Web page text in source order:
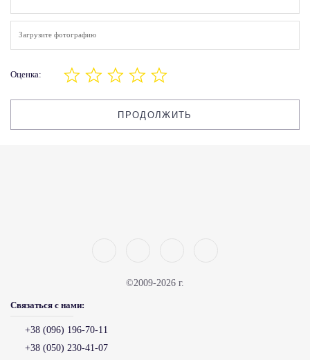
Загрузите фотографию
Оценка:
ПРОДОЛЖИТЬ
©2009-2026 г.
Связаться с нами:
+38 (096) 196-70-11
+38 (050) 230-41-07